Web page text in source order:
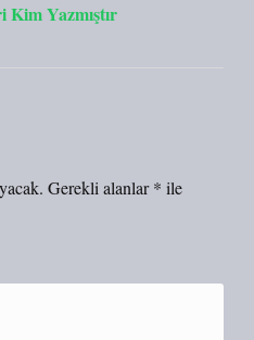
Yazmıştır
Gerekli alanlar* ile